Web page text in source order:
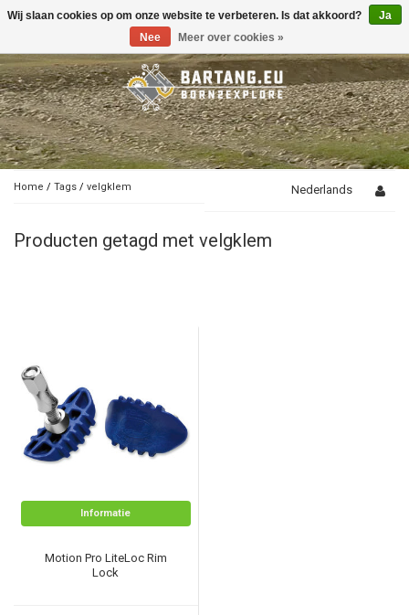
Toggle
Home / Tags / velgklem Nederlands
Producten getagd met velgklem
Informatie
Motion Pro LiteLoc Rim
Lock
Wij slaan cookies op om onze website te verbeteren. Is dat akkoord?
Ja
Nee
Meer over cookies »